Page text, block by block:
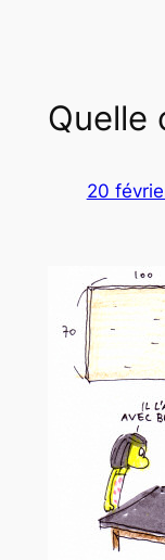
Quelle
20